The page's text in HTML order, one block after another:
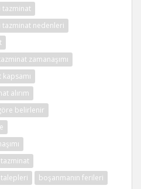
tazminat
tazminat nedenleri
zamanaşımı
alırım
belirlenir
boşanmanın ferileri